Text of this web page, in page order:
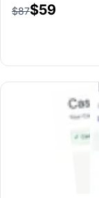
$87$59